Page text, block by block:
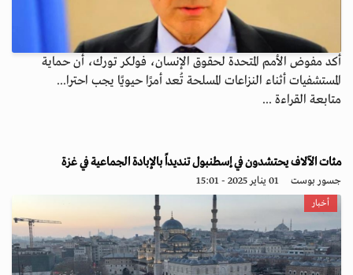
أكد مفوض الأمم المتحدة لحقوق الإنسان، فولكر تورك، أن حماية
المستشفيات أثناء النزاعات المسلحة تُعد أمرًا حيويًا يجب احترا...
متابعة القراءة ...
مئات الآلاف يحتشدون في إسطنبول تنديداً بالإبادة الجماعية في غزة
جسور بوست 01 يناير 2025 - 15:01
أخبار